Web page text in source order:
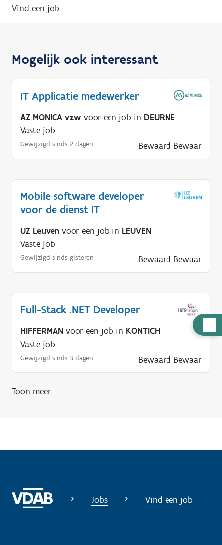
u
p
Vind een job
Mogelijk ook interessant
IT Applicatie medewerker
AZ MONICA vzw voor een job in DEURNE
Vaste job
Gewijzigd sinds 2 dagen Bewaard Bewaar
Mobile software developer
voor de dienst IT
UZ Leuven voor een job in LEUVEN
Vaste job
Gewijzigd sinds gisteren Bewaard Bewaar
Full-Stack .NET Developer
HIFFERMAN voor een job in KONTICH
Vaste job
Gewijzigd sinds 3 dagen Bewaard Bewaar
Toon meer
Jobs Vind een job